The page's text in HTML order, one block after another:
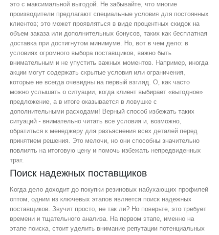
это с максимальной выгодой. Не забывайте, что многие
производители предлагают специальные условия для постоянных
клиентов; это может проявляться в виде процентных скидок на
объем заказа или дополнительных бонусов, таких как бесплатная
доставка при достигнутом минимуме. Но, вот в чем дело: в
условиях огромного выбора поставщиков, важно быть
внимательным и не упустить важных моментов. Например, иногда
акции могут содержать скрытые условия или ограничения,
которые не всегда очевидны на первый взгляд. О, как часто
можно услышать о ситуации, когда клиент выбирает «выгодное»
предложение, а в итоге оказывается в ловушке с
дополнительными расходами! Верный способ избежать таких
ситуаций - внимательно читать все условия и, возможно,
обратиться к менеджеру для разъяснения всех деталей перед
принятием решения. Это мелочи, но они способны значительно
повлиять на итоговую цену и помочь избежать непредвиденных
трат.
Поиск надежных поставщиков
Когда дело доходит до покупки резиновых набухающих профилей
оптом, одним из ключевых этапов является поиск надежных
поставщиков. Звучит просто, не так ли? Но поверьте, это требует
времени и тщательного анализа. На первом этапе, именно на
этапе поиска, стоит уделить внимание репутации потенциальных